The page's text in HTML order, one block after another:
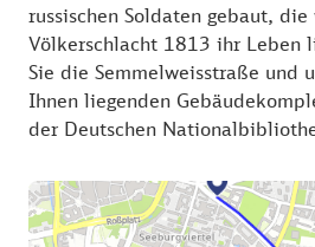
russischen Soldaten gebaut,
Völkerschlacht 1813 ihr Leben
Sie die Semmelweisstraße und
Ihnen liegenden
der Deutschen